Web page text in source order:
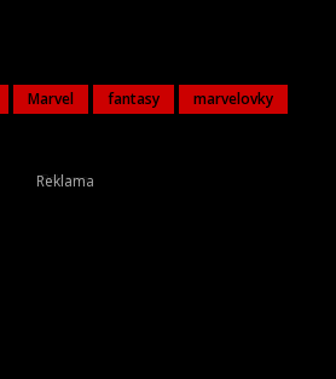
Marvel fantasy marvelovky